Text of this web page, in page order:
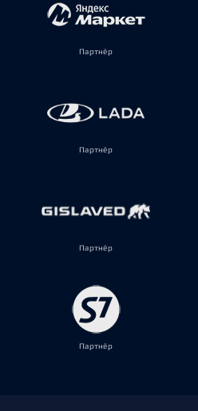
Партнёр
Партнёр
Партнёр
Партнёр